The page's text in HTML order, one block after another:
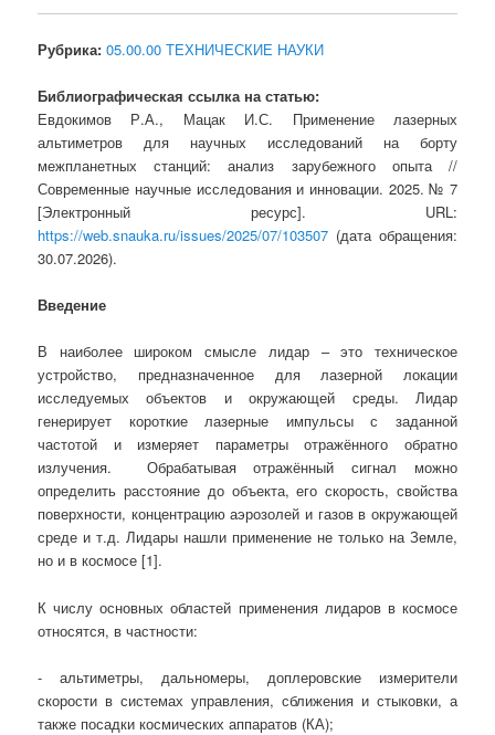
Рубрика: 05.00.00 ТЕХНИЧЕСКИЕ НАУКИ
Библиографическая ссылка на статью:
Евдокимов Р.А., Мацак И.С. Применение лазерных
альтиметров для научных исследований на борту
межпланетных станций: анализ зарубежного опыта //
Современные научные исследования и инновации. 2025. № 7
[Электронный ресурс]. URL:
https://web.snauka.ru/issues/2025/07/103507 (дата обращения:
30.07.2026).
Введение
В наиболее широком смысле лидар – это техническое
устройство, предназначенное для лазерной локации
исследуемых объектов и окружающей среды. Лидар
генерирует короткие лазерные импульсы с заданной
частотой и измеряет параметры отражённого обратно
излучения. Обрабатывая отражённый сигнал можно
определить расстояние до объекта, его скорость, свойства
поверхности, концентрацию аэрозолей и газов в окружающей
среде и т.д. Лидары нашли применение не только на Земле,
но и в космосе [1].
К числу основных областей применения лидаров в космосе
относятся, в частности:
- альтиметры, дальномеры, доплеровские измерители
скорости в системах управления, сближения и стыковки, а
также посадки космических аппаратов (КА);